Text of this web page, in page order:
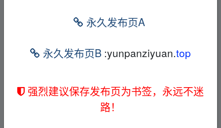
想飞的钢琴少年 (2006)
特（6岁，Fabrizio Borsani 饰；1
会了这一点。维特天生拥有成为
任何一个行业的伟人的潜能，父
永久发布页A
永久发布页B :yunpanziyuan.top
强烈建议保存发布页为书签，永远不迷
路！